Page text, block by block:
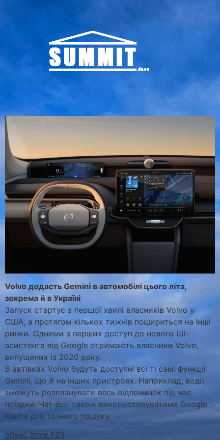
Volvo додасть Gemini в автомобілі цього літа,
зокрема й в Україні
Запуск стартує з першої хвилі власників Volvo у
США, а протягом кількох тижнів пошириться на інші
ринки. Одними з перших доступ до нового ШІ-
асистента від Google отримають власники Volvo,
випущених із 2020 року.
В автівках Volvo будуть доступні всі ті самі функції
Gemini, що й на інших пристроях. Наприклад, водії
зможуть розпланувати весь відпочинок під час
поїздки. Чат-бот також використовуватиме Google
Карти для точного пошуку.
обвес bmw F25